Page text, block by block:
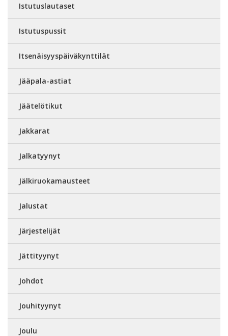
Istutuslautaset
Istutuspussit
Itsenäisyyspäiväkynttilät
Jääpala-astiat
Jäätelötikut
Jakkarat
Jalkatyynyt
Jälkiruokamausteet
Jalustat
Järjestelijät
Jättityynyt
Johdot
Jouhityynyt
Joulu